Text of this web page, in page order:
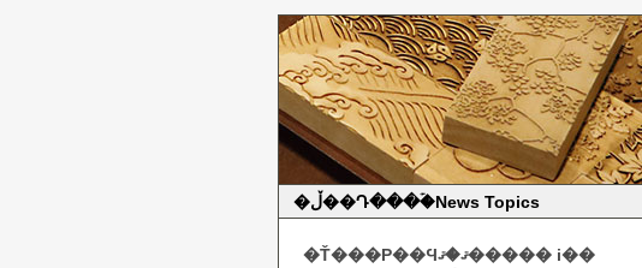
�ڵ��Դ���ۡ�News Topics
�Ť���Ρ��Ϥޤ�ޤ����� i��